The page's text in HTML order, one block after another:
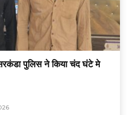
पुलिस ने किया चंद घंटे मे